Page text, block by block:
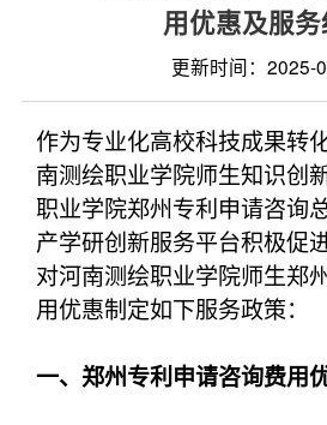
用优惠及服
更新时间：2025-
作为专业化高校科技成果转
南测绘职业学院师生知识创
职业学院郑州专利申请咨询
产学研创新服务平台积极促
对河南测绘职业学院师生郑
用优惠制定如下服务政策：
一、郑州专利申请咨询费用